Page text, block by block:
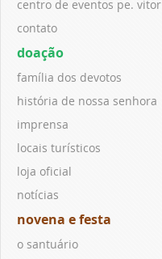
centro de eventos pe. vitor
contato
doação
família dos devotos
história de nossa senhora
imprensa
locais turísticos
loja oficial
notícias
novena e festa
o santuário